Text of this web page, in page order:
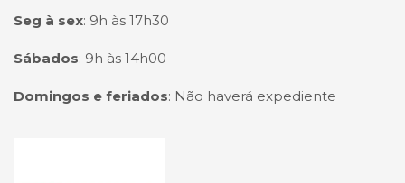
Seg à sex: 9h às 17h30
Sábados: 9h às 14h00
Domingos e feriados: Não haverá expediente